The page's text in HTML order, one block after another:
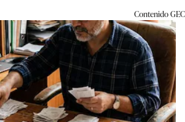
ContenidoGEC